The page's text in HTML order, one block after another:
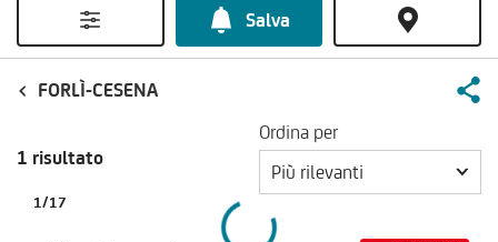
Salva
FORLÌ-CESENA
1 risultato
Ordina per
Più rilevanti
1/17